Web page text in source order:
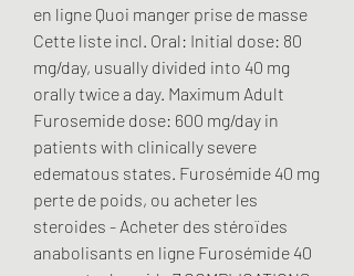
en ligne Quoi manger prise de masse
Cette liste incl. Oral: Initial dose: 80
mg/day, usually divided into 40 mg
orally twice a day. Maximum Adult
Furosemide dose: 600 mg/day in
patients with clinically severe
edematous states. Furosémide 40 mg
perte de poids, ou acheter les
steroides - Acheter des stéroïdes
anabolisants en ligne Furosémide 40